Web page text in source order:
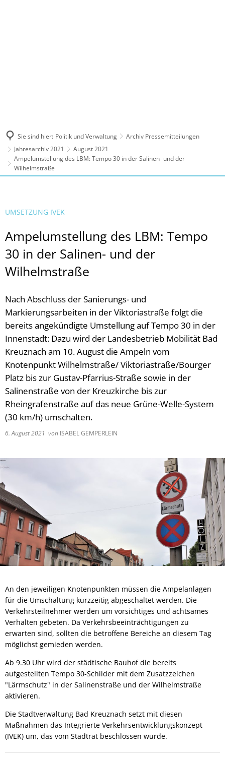
Sie sind hier: Politik und Verwaltung
Archiv Pressemitteilungen
Jahresarchiv 2021
August 2021
Ampelumstellung des LBM: Tempo 30 in der Salinen- und der
Wilhelmstraße
UMSETZUNG IVEK
Ampelumstellung des LBM: Tempo
30 in der Salinen- und der
Wilhelmstraße
Nach Abschluss der Sanierungs- und
Markierungsarbeiten in der Viktoriastraße folgt die
bereits angekündigte Umstellung auf Tempo 30 in der
Innenstadt: Dazu wird der Landesbetrieb Mobilität Bad
Kreuznach am 10. August die Ampeln vom
Knotenpunkt Wilhelmstraße/ Viktoriastraße/Bourger
Platz bis zur Gustav-Pfarrius-Straße sowie in der
Salinenstraße von der Kreuzkirche bis zur
Rheingrafenstraße auf das neue Grüne-Welle-System
(30 km/h) umschalten.
6. August 2021 von ISABEL GEMPERLEIN
An den jeweiligen Knotenpunkten müssen die Ampelanlagen
für die Umschaltung kurzzeitig abgeschaltet werden. Die
Verkehrsteilnehmer werden um vorsichtiges und achtsames
Verhalten gebeten. Da Verkehrsbeeinträchtigungen zu
erwarten sind, sollten die betroffene Bereiche an diesem Tag
möglichst gemieden werden.
Ab 9.30 Uhr wird der städtische Bauhof die bereits
aufgestellten Tempo 30-Schilder mit dem Zusatzzeichen
"Lärmschutz" in der Salinenstraße und der Wilhelmstraße
aktivieren.
Die Stadtverwaltung Bad Kreuznach setzt mit diesen
Maßnahmen das Integrierte Verkehrsentwicklungskonzept
(IVEK) um, das vom Stadtrat beschlossen wurde.